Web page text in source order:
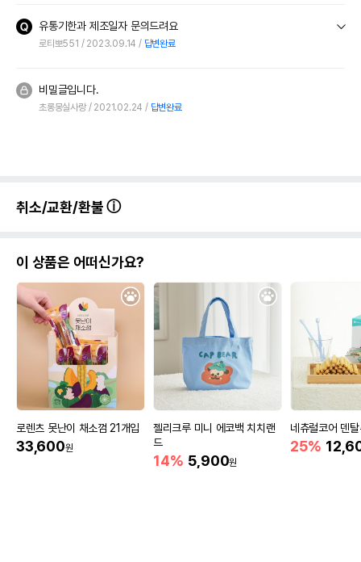
유통기한과 제조일자 문의드려요
로티뽀551 2023.09.14 답변완료
비밀글입니다.
초롱몽실사랑 2021.02.24 답변완료
취소/교환/환불
이 상품은 어떠신가요?
로렌츠 못난이 채소껌 21개입
33,600원
젤리크루 미니 에코백 치치랜
드
14% 5,900원
네츄럴코어 덴
25%